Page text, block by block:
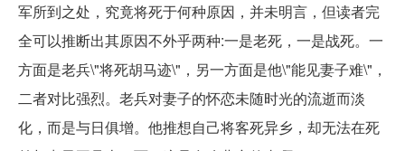
军所到之处，究竟将死于何种原因，并未明言，但读者完
全可以推断出其原因不外乎两种:一是老死，一是战死。一
方面是老兵\"将死胡马迹\"，另一方面是他\"能见妻子难\"，
二者对比强烈。老兵对妻子的怀恋未随时光的流逝而淡
化，而是与日俱增。他推想自己将客死异乡，却无法在死